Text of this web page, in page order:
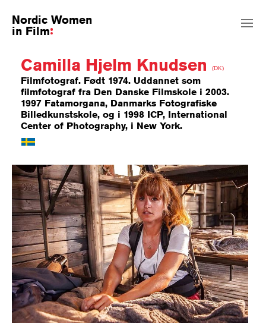
Nordic Women
in Film
Camilla Hjelm Knudsen (DK)
Filmfotograf. Født 1974. Uddannet som
filmfotograf fra Den Danske Filmskole i 2003.
1997 Fatamorgana, Danmarks Fotografiske
Billedkunstskole, og i 1998 ICP, International
Center of Photography, i New York.